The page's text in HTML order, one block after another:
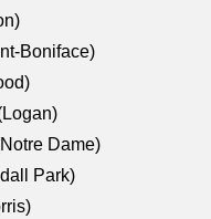
Boniface)
Dame)
Park)